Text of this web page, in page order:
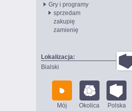
Gry i programy
sprzedam
zakupię
zamienię
Lokalizacja:
Bialski
Mój Okolica Polska